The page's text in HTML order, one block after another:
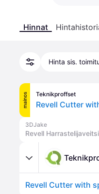
Hinnat
Hinta sis.
mainos Teknikproffset
Revell Cutter
3DJake
Revell
Revell Cutter with